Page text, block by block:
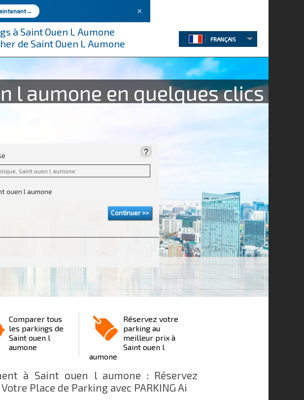
→ ×
à Saint Ouen L Aumone
de Saint Ouen L Aumone
FRANÇAIS
l aumone en quelques clics
ouen l aumone
Comparer tous
les parkings de
Saint ouen l
aumone
Réservez votre
parking au
meilleur prix à
Saint ouen l
aumone
à Saint ouen l aumone : Réservez
Place de Parking avec PARKING Ai